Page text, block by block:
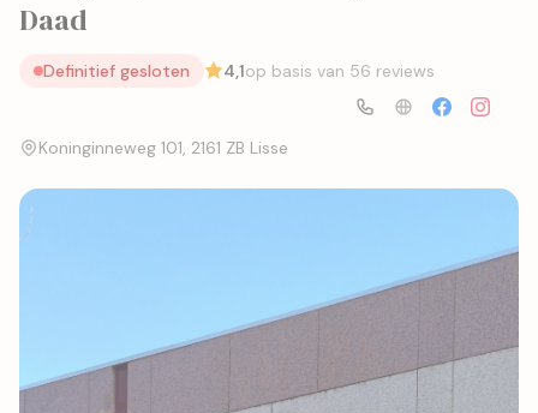
Daad
Definitief gesloten 4,1op basis van 56 reviews
Koninginneweg 101, 2161 ZB Lisse